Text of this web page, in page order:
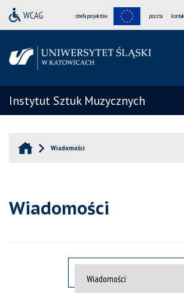
strefa projektów poczta
Instytut Sztuk Muzycznych
Wiadomości
Wiadomości